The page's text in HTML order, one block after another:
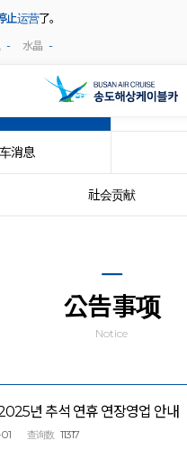
止运营了。
- 水晶 -
消息
社会贡献
公告事项
Notice
년 추석 연휴 연장영업 안내
查询数 11317